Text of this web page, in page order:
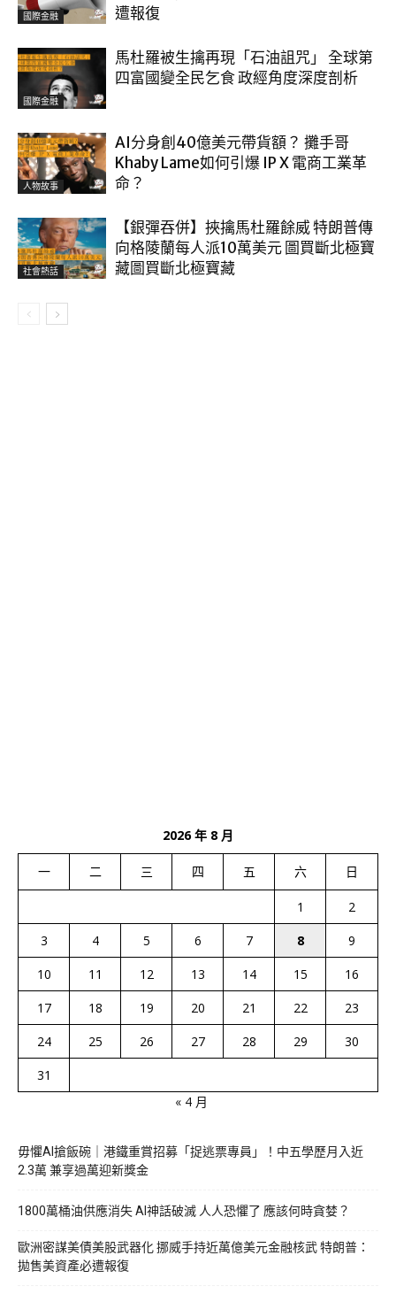
國際金融
遭報復
國際金融
馬杜羅被生擒再現「石油詛咒」 全球第
四富國變全民乞食 政經角度深度剖析
人物故事
AI分身創40億美元帶貨額？ 攤手哥
Khaby Lame如何引爆 IP X 電商工業革
命？
社會熱話
【銀彈吞併】挾擒馬杜羅餘威 特朗普傳
向格陵蘭每人派10萬美元 圖買斷北極寶
藏圖買斷北極寶藏
2026 年 8 月
一 二 三 四 五 六 日
1
2
3
4 5 6 7 8
9
10
11 12 13 14 15
16
17
18 19 20 21 22
23
24
25 26 27 28 29
30
31
« 4 月
毋懼AI搶飯碗｜港鐵重賞招募「捉逃票專員」！中五學歷月入近
2.3萬 兼享過萬迎新獎金
1800萬桶油供應消失 AI神話破滅 人人恐懼了 應該何時貪婪？
歐洲密謀美債美股武器化 挪威手持近萬億美元金融核武 特朗普：
拋售美資產必遭報復